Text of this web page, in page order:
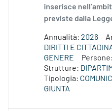
inserisce
previste dalla
Annualità: 2026
DIRITTI E
GENERE
Persone:
Strutture:
Tipologia:
GIUNTA